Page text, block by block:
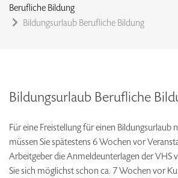
Berufliche Bildung
Bildungsurlaub Berufliche Bildung
Bildungsurlaub Berufliche
Für eine Freistellung für einen Bildungsurlaub
müssen Sie spätestens 6 Wochen vor
Arbeitgeber die Anmeldeunterlagen der VHS
Sie sich möglichst schon ca. 7 Wochen vor